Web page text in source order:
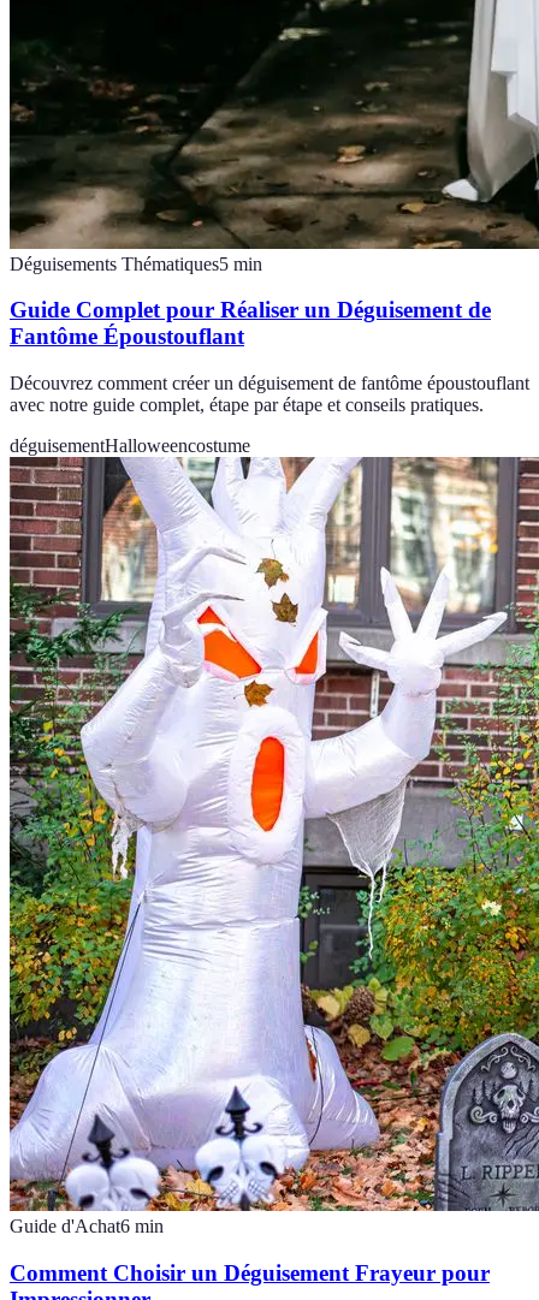
Déguisements Thématiques5 min
Guide Complet pour Réaliser un Déguisement de
Fantôme Époustouflant
Découvrez comment créer un déguisement de fantôme époustouflant
avec notre guide complet, étape par étape et conseils pratiques.
déguisementHalloweencostume
Guide d'Achat6 min
Comment Choisir un Déguisement Frayeur pour